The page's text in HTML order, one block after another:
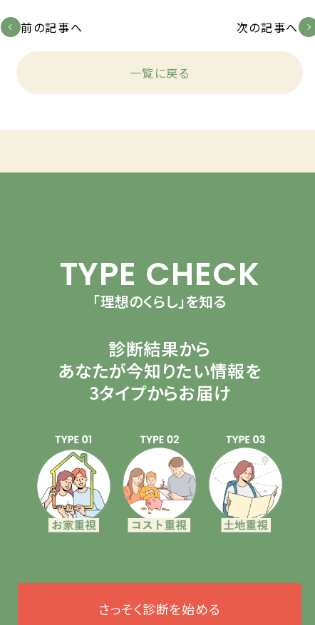
前の記事へ 次の記事へ
一覧に戻る
TYPE CHECK
「理想のくらし」を知る
診断結果から
あなたが今知りたい情報を
3タイプからお届け
さっそく診断を始める